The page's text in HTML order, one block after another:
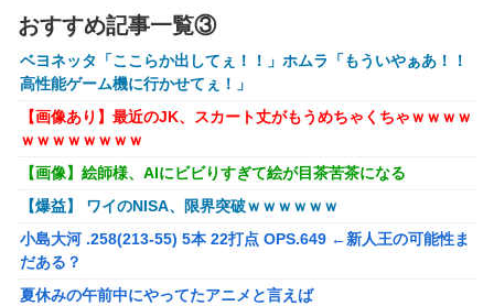
った作品
かるの？」
【放送事故】フジテレビ、女子大生を大量投入して闇深エロ
番組ｗｗｗｗ
【悲報】坂口杏里を家に住ませてあげた結果ｗｗｗｗ
【画像】女性、『大人のおもちゃ』を入れたままMRI検査を
受けた結果 →
「テイルズオブシンフォニア リマスター」発売日が2/16に
決定！最新の「発売日告知トレーラー」も公開！
おすすめ記事一覧③
ベヨネッタ「ここらか出してぇ！！」ホムラ「もういやぁあ！！
高性能ゲーム機に行かせてぇ！」
【画像あり】最近のJK、スカート丈がもうめちゃくちゃｗｗｗｗ
ｗｗｗｗｗｗｗｗ
【画像】絵師様、AIにビビりすぎて絵が目茶苦茶になる
【爆益】 ワイのNISA、限界突破ｗｗｗｗｗｗ
小島大河 .258(213-55) 5本 22打点 OPS.649 ←新人王の可能性ま
だある？
夏休みの午前中にやってたアニメと言えば